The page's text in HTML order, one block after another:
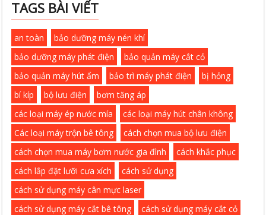
TAGS BÀI VIẾT
an toàn
bảo dưỡng máy nén khí
bảo dưỡng máy phát điện
bảo quản máy cắt cỏ
bảo quản máy hút ẩm
bảo trì máy phát điện
bị hỏng
bí kíp
bộ lưu điện
bơm tăng áp
các loại máy ép nước mía
các loại máy hút chân không
Các loại máy trộn bê tông
cách chọn mua bộ lưu điện
cách chọn mua máy bơm nước gia đình
cách khắc phục
cách lắp đặt lưỡi cưa xích
cách sử dụng
cách sử dụng máy cân mực laser
cách sử dụng máy cắt bê tông
cách sử dụng máy cắt cỏ